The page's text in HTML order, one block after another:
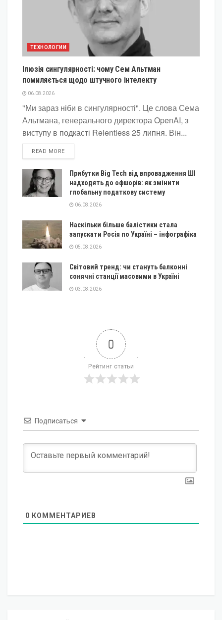
ТЕХНОЛОГИИ
Ілюзія сингулярності: чому Сем Альтман
помиляється щодо штучного інтелекту
06.08.2026
"Ми зараз ніби в сингулярності". Це слова Сема
Альтмана, генерального директора OpenAI, з
виступу в подкасті Relentless 25 липня. Він...
READ MOREDETAILS
Прибутки Big Tech від впровадження ШІ
надходять до офшорів: як змінити
глобальну податкову систему
06.08.2026
Наскільки більше балістики стала
запускати Росія по Україні – інфографіка
05.08.2026
Світовий тренд: чи стануть балконні
сонячні станції масовими в Україні
03.08.2026
0
Рейтинг статьи
Подписаться
0 КОММЕНТАРИЕВ